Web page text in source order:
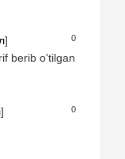
0
]
berib o'tilgan
0
]